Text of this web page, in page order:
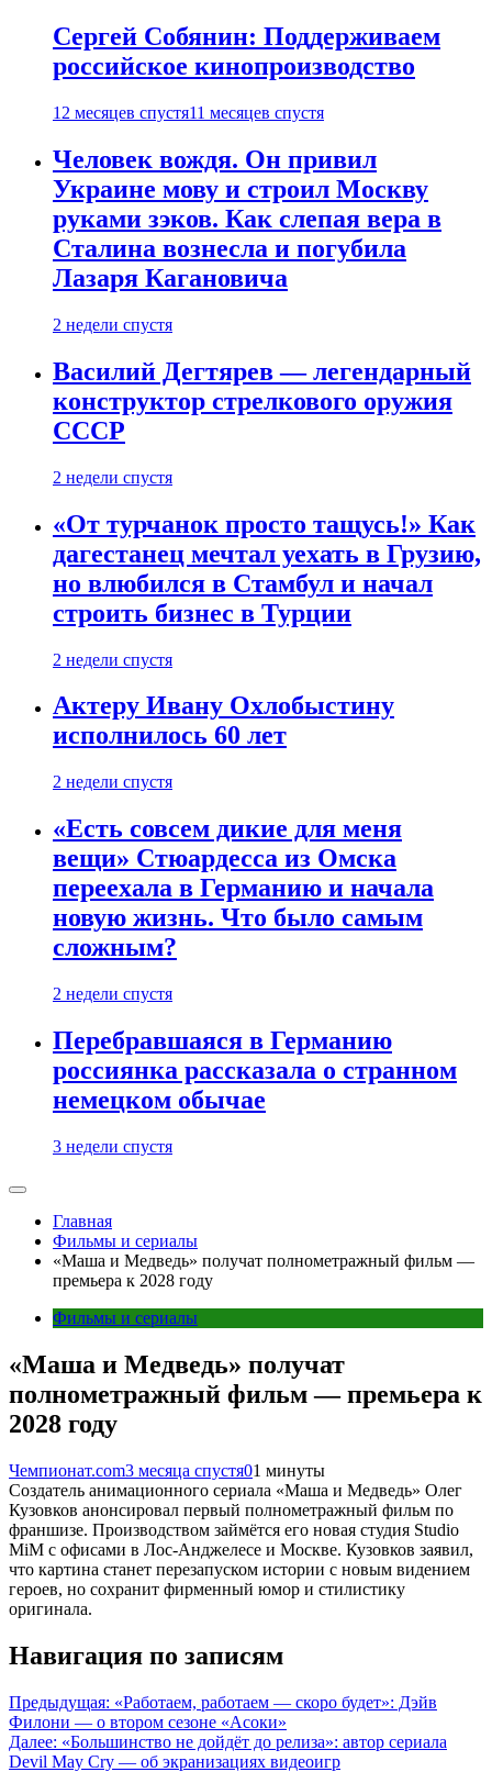
Сергей Собянин: Поддерживаем
российское кинопроизводство
12 месяцев спустя11 месяцев спустя
Человек вождя. Он привил
Украине мову и строил Москву
руками зэков. Как слепая вера в
Сталина вознесла и погубила
Лазаря Кагановича
2 недели спустя
Василий Дегтярев — легендарный
конструктор стрелкового оружия
СССР
2 недели спустя
«От турчанок просто тащусь!» Как
дагестанец мечтал уехать в Грузию,
но влюбился в Стамбул и начал
строить бизнес в Турции
2 недели спустя
Актеру Ивану Охлобыстину
исполнилось 60 лет
2 недели спустя
«Есть совсем дикие для меня
вещи» Стюардесса из Омска
переехала в Германию и начала
новую жизнь. Что было самым
сложным?
2 недели спустя
Перебравшаяся в Германию
россиянка рассказала о странном
немецком обычае
3 недели спустя
Главная
Фильмы и сериалы
«Маша и Медведь» получат полнометражный фильм —
премьера к 2028 году
Фильмы и сериалы
«Маша и Медведь» получат
полнометражный фильм — премьера к
2028 году
Чемпионат.com3 месяца спустя01 минуты
Создатель анимационного сериала «Маша и Медведь» Олег
Кузовков анонсировал первый полнометражный фильм по
франшизе. Производством займётся его новая студия Studio
MiM с офисами в Лос-Анджелесе и Москве. Кузовков заявил,
что картина станет перезапуском истории с новым видением
героев, но сохранит фирменный юмор и стилистику
оригинала.
Навигация по записям
Предыдущая: «Работаем, работаем — скоро будет»: Дэйв
Филони — о втором сезоне «Асоки»
Далее: «Большинство не дойдёт до релиза»: автор сериала
Devil May Cry — об экранизациях видеоигр